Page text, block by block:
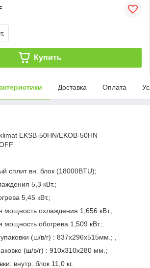
Купить
Доставка Оплата
EKSB-50HN/EKOB-50HN
сплит вн. блок (18000BTU);
5,3 кВт.;
5,45 кВт.;
мощность охлаждения 1,656 кВт.;
мощность обогрева 1,509 кВт.;
(ш/в/г) : 837x296x515мм.; ,
(ш/в/г) : 910x310x280 мм.;
внутр. блок 11,0 кг.